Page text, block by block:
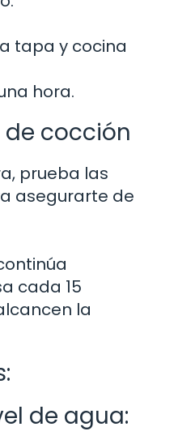
tapa y cocina
hora.
de cocción
prueba las
asegurarte de
cada 15
la
de agua: